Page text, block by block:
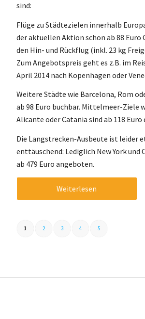
sind:
Flüge zu Städtezielen innerhalb
der aktuellen Aktion schon ab 88 Euro
den Hin- und Rückflug (inkl. 23 kg
Zum Angebotspreis geht es z.B. im
April 2014 nach Kopenhagen oder
Weitere Städte wie Barcelona, Rom
ab 98 Euro buchbar. Mittelmeer-Ziele
Alicante oder Catania sind ab 118 Euro
Die Langstrecken-Ausbeute ist leider
enttäuschend: Lediglich New York und
ab 479 Euro angeboten.
Weiterlesen
1 2 3 4 5